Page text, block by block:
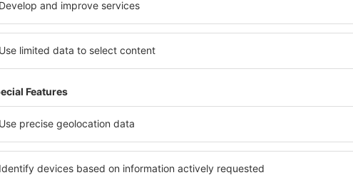
Posíláme jen to nejlepší, máte naše čestné
Souhlasím s odběrem marketingových
políčka pro odběr newsletteru, vepsáním e-mailové adresy a zvolením
vyjadřujete souhlas na zpracování osobních údajů